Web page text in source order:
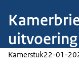
Kamerstuk22-01-